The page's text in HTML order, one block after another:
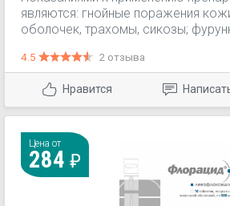
являются: гнойные поражения
оболочек, трахомы, сикозы;
II и III степени.
4.5 2 отзыва
Нравится
Цена от
284